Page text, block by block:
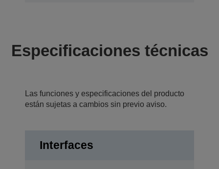
Especificaciones técnicas
Las funciones y especificaciones del producto
están sujetas a cambios sin previo aviso.
Interfaces